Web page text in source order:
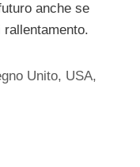
anche se
Unito, USA,